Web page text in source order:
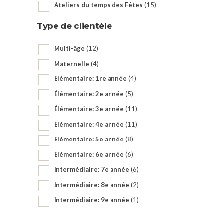
Ateliers du temps des Fêtes (15)
Type de clientèle
Multi-âge (12)
Maternelle (4)
Élémentaire: 1re année (4)
Élémentaire: 2e année (5)
Élémentaire: 3e année (11)
Élémentaire: 4e année (11)
Élémentaire: 5e année (8)
Élémentaire: 6e année (6)
Intermédiaire: 7e année (6)
Intermédiaire: 8e année (2)
Intermédiaire: 9e année (1)